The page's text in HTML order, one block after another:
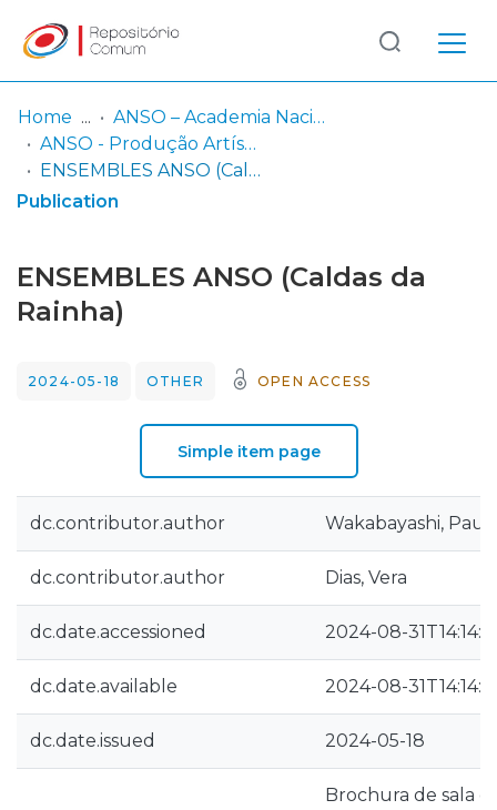
Communities
& Collections
Log
In
(current)
Home
ANSO – Academia Nacional Superior de Orquestra
ANSO - Produção Artística
ENSEMBLES ANSO (Caldas da Rainha)
Publication
ENSEMBLES ANSO (Caldas da
Rainha)
2024-05-18 OTHER OPEN ACCESS
Simple item page
dc.contributor.author Wakabayashi, Paul
dc.contributor.author Dias, Vera
dc.date.accessioned 2024-08-
dc.date.available 2024-08-
dc.date.issued 2024-05-18
Brochura de sala